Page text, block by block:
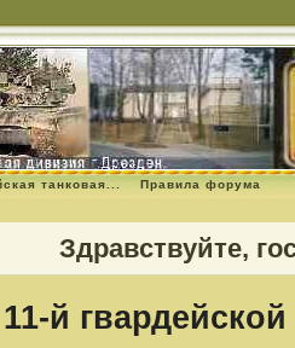
танковая... Правила форума
Здравствуйте,
й гвардейской